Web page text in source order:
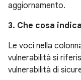
aggiornamento.
3. Che cosa
Le voci nella
vulnerabilità si
vulnerabilità di